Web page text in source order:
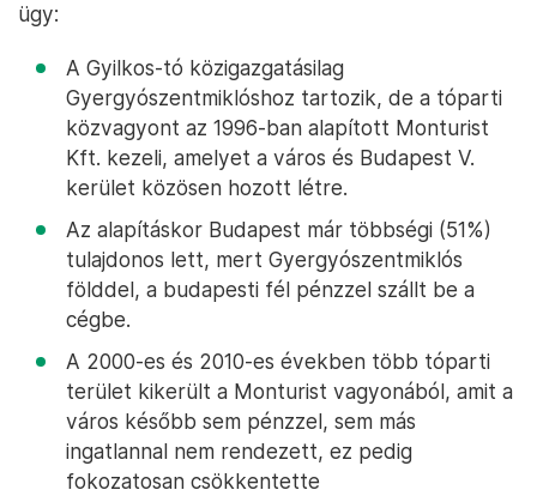
ügy:
A Gyilkos-tó közigazgatásilag
Gyergyószentmiklóshoz tartozik, de a tóparti
közvagyont az 1996-ban alapított Monturist
Kft. kezeli, amelyet a város és Budapest V.
kerület közösen hozott létre.
Az alapításkor Budapest már többségi (51%)
tulajdonos lett, mert Gyergyószentmiklós
földdel, a budapesti fél pénzzel szállt be a
cégbe.
A 2000-es és 2010-es években több tóparti
terület kikerült a Monturist vagyonából, amit a
város később sem pénzzel, sem más
ingatlannal nem rendezett, ez pedig
fokozatosan csökkentette